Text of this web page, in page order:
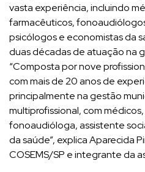
vasta experiência, incluindo
farmacêuticos,
psicólogos e economistas da
duas décadas de atuação na
“Composta por nove
com mais de 20 anos de
principalmente na gestão
multiprofissional, com
fonoaudióloga, assistente
da saúde”, explica Aparecida
COSEMS/SP e integrante da